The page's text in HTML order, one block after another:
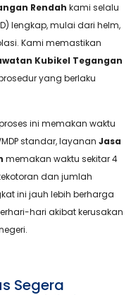
Rendah kami selalu
lengkap, mulai dari helm,
Kami memastikan
Kubikel Tegangan
yang berlaku
ini memakan waktu
standar, layanan Jasa
memakan waktu sekitar 4
dan jumlah
ini jauh lebih berharga
hari akibat kerusakan
Segera